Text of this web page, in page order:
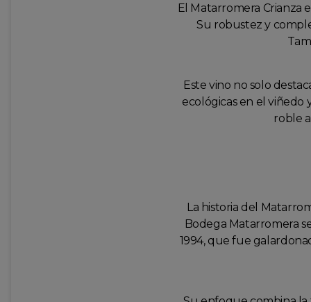
El Matarromera Crianza
Su robustez y
Este vino no solo
ecológicas en el viñedo
roble
La historia del
Bodega Matarromera
1994, que fue